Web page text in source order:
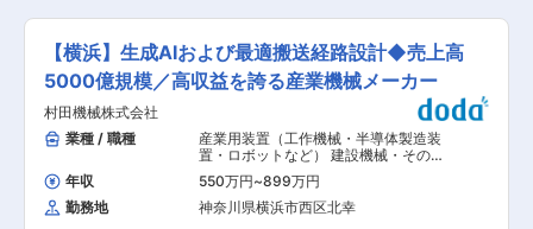
る設計になっています。 ・「パチンコ業界もホテ
ルのような接客に」という風潮が強まるなか、イ
クサムは地域の一部である自覚をもって「一歩踏
み込んだ接客」を実践しています。型にはまった
接客よりも「また来てくださいね」と言える親近
感があっていいと考えているのです。お互いのコ
コロがかよい合うこの距離感はスタッフの間にも
深く根付き、アットホームなお店づくりにつなが
っています。 変更の範囲：会社の定める業務
は、一般職となるホールスタッフから始めていた
だきます。出社したら、遊技台の電源を入れ、ホ
ール全体を清掃し、開店準備をします。開店後
は、お客様対応、カウンター業務などをお願いし
ます。 ・閉店作業は機械からのお金回収や機械の
メンテナンスなどを行っていただきます。また、
入替準備・提出物の作成・個々の分業の仕事・自
己啓発・発注関係などの事務作業も発生します。
■キャリアステップ： 入社後はホールスタッフと
してご活躍いただきますが、いずれはストアマネ
ージャー（店舗運営）としてご活躍いただきたい
【横浜】生成AIおよび最適搬送経路設計◆売上高
5000億規模／高収益を誇る産業機械メーカー
村田機械株式会社
業種 / 職種
産業用装置（工作機械・半導体製造装
置・ロボットなど） 建設機械・その他
輸送機器
研究開発（R&D）エンジニア
基礎研究・先行開発・要素技術開発
年収 550万円~899万円
勤務地
神奈川県横浜市西区北幸